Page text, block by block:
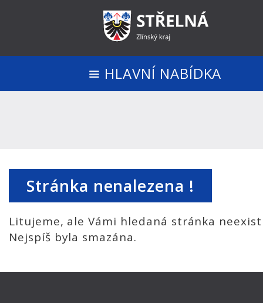
HLAVNÍ NABÍDKA
Stránka nenalezena !
Litujeme, ale Vámi hledaná stránka
Nejspíš byla smazána.